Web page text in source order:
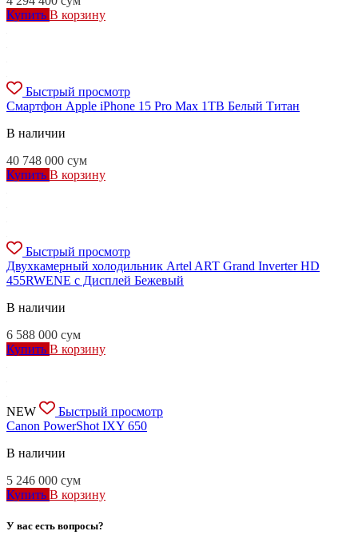
Купить В корзину
Быстрый просмотр
Смартфон Apple iPhone 15 Pro Max 1TB Белый Титан
В наличии
40 748 000 сум
Купить В корзину
Быстрый просмотр
Двухкамерный холодильник Artel ART Grand Inverter HD
455RWENE c Дисплей Бежевый
В наличии
6 588 000 сум
Купить В корзину
NEW
Быстрый просмотр
Canon PowerShot IXY 650
В наличии
5 246 000 сум
Купить В корзину
У вас есть вопросы?